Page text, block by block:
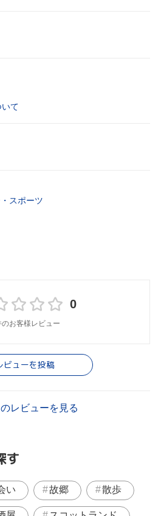
て
スポーツ
0
のお客様レビュー
ビューを投稿
レビューを見る
す
い 故郷 散歩